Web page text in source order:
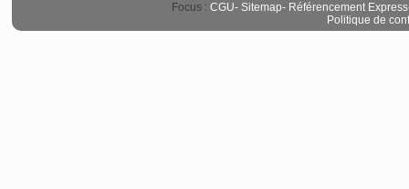
Focus : CGU- Sitemap- Référencement Express
Politique de